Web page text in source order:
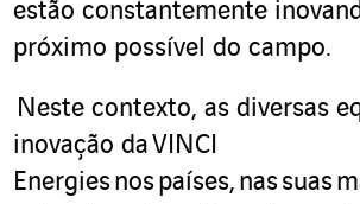
estão constantemente
próximo possível do campo.
Neste contexto, as diversas
inovação daVINCI
Energiesnospaíses, nassuas